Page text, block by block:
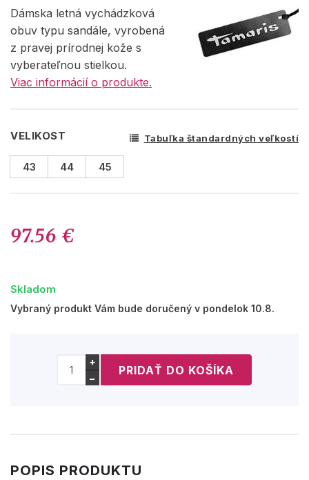
Dámska letná vychádzková
obuv typu sandále, vyrobená
z pravej prírodnej kože s
vyberateľnou stielkou.
Viac informácií o produkte.
VELIKOST Tabuľka štandardných veľkostí
43 44 45
97.56 €
Skladom
Vybraný produkt Vám bude doručený v pondelok 10.8.
+
−
POPIS PRODUKTU